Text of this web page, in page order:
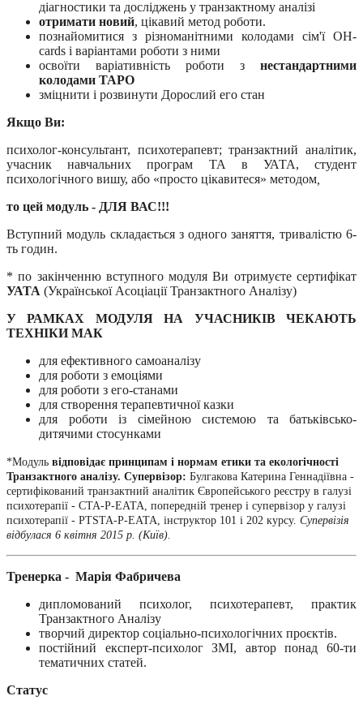
діагностики та досліджень у транзактному аналізі
отримати новий, цікавий метод роботи.
познайомитися з різноманітними колодами сім'ї OH-
cards і варіантами роботи з ними
освоїти варіативність роботи з нестандартними
колодами ТАРО
зміцнити і розвинути Дорослий его стан
Якщо Ви:
психолог-консультант, психотерапевт; транзактний аналітик,
учасник навчальних програм ТА в УАТА, студент
психологічного вишу, або «просто цікавитеся» методом
то цей модуль - ДЛЯ ВАС!!!
Вступний модуль складається з одного заняття, тривалістю 6-
ть годин.
* по закінченню вступного модуля Ви отримуєте сертифікат
УАТА (Української Асоціації Транзактного Аналізу)
У РАМКАХ МОДУЛЯ НА УЧАСНИКІВ ЧЕКАЮТЬ
ТЕХНІКИ МАК
для ефективного самоаналізу
для роботи з емоціями
для роботи з его-станами
для створення терапевтичної казки
для роботи із сімейною системою та батьківсько-
дитячими стосунками
*Модуль відповідає принципам і нормам етики та екологічності
Транзактного аналізу. Супервізор: Булгакова Катерина Геннадіївна -
сертифікований транзактний аналітик Європейського реєстру в галузі
психотерапії - СТА-P-ЕАТА, попередній тренер і супервізор у галузі
психотерапії - PTSTA-P-ЕАТА, інструктор 101 і 202 курсу. Супервізія
відбулася 6 квітня 2015 р. (Київ).
Тренерка - Марія Фабричева
дипломований психолог, психотерапевт, практик
Транзактного Аналізу
творчий директор соціально-психологічних проєктів.
постійний експерт-психолог ЗМІ, автор понад 60-ти
тематичних статей.
Статус